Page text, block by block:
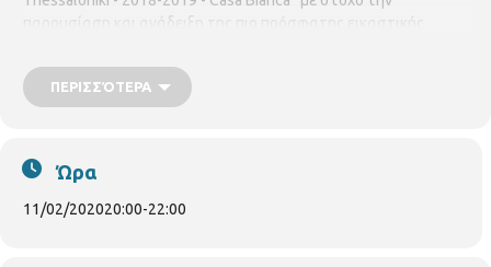
παρουσίαση και ανάδειξη της πιο πρόσφατης εικαστικής
multi-purpose venue To Pikap, in collaboration with the Municipal
Art Gallery of Thessaloniki, organizes the exhibition “To Pikap
art creation and the artistic community of the city. Τοποθεσία /
Venue: Δημοτική Πινακοθήκη Θεσσαλονίκης (Casa Bianca), Βασ.
Όλγας 182 & Θεμ. Σοφούλη Municipal Art Gallery of Thessaloniki
ΠΕΡΙΣΣΌΤΕΡΑ
Ώρα
11/02/202020:00-22:00